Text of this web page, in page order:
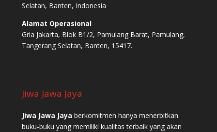
Selatan, Banten, Indonesia
Alamat Operasional
Gria Jakarta, Blok B1/2, Pamulang Barat, Pamulang,
Tangerang Selatan, Banten, 15417.
Jiwa Jawa Jaya
Jiwa Jawa Jaya berkomitmen hanya menerbitkan
buku-buku yang memiliki kualitas terbaik yang akan